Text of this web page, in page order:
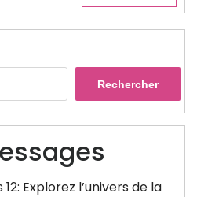
Rechercher
Explorez l’univers de la